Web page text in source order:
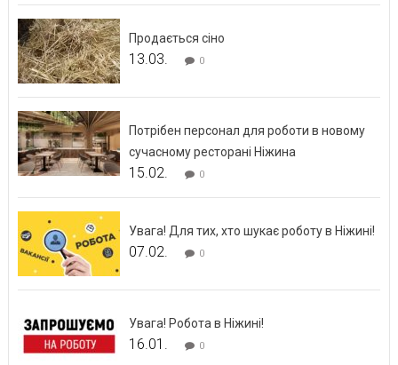
Продається сіно
13.03. 0
Потрібен персонал для роботи в новому
сучасному ресторані Ніжина
15.02. 0
Увага! Для тих, хто шукає роботу в Ніжині!
07.02. 0
Увага! Робота в Ніжині!
16.01. 0